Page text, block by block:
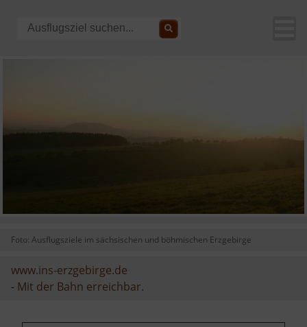
Foto: Ausflugsziele im sächsischen und böhmischen Erzgebirge
www.ins-erzgebirge.de
- Mit der Bahn erreichbar.